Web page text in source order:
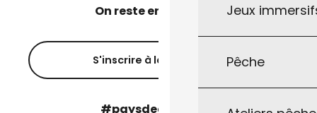
Jeux
Pêche
On reste en contact ?
S'inscrire à la newsletter
#paysdegourdon !